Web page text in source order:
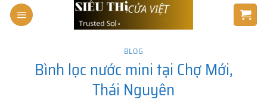
Skip
BLOG
Bình lọc nước mini tại Chợ Mới,
Thái Nguyên